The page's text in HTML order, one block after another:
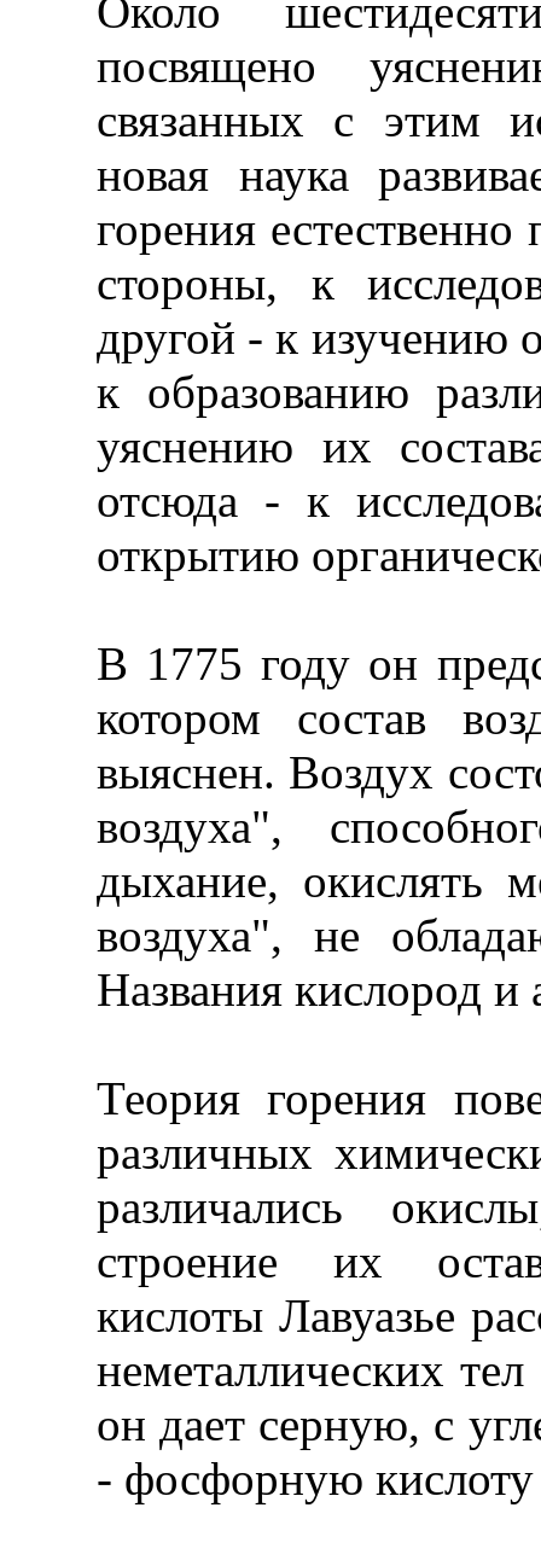
Около
посвящено
связанных с этим
новая наука
горения
стороны, к
другой - к изучению
к образованию
уяснению их
отсюда - к
открытию
В 1775 году он
котором состав
выяснен. Воздух
воздуха",
дыхание, окислять
воздуха", не
Названия кислород и
Теория горения
различных
различались
строение их
кислоты Лавуазье
неметаллических
он дает серную, с
- фосфорную кислоту